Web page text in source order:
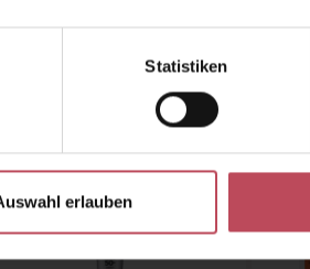
Statistiken
erlauben
gewünschten Wert ein
Produkt Anzahl: Gib den